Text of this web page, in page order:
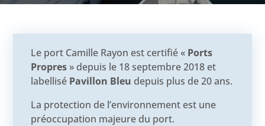
Le port Camille Rayon est certifié « Ports
Propres » depuis le 18 septembre 2018 et
labellisé Pavillon Bleu depuis plus de 20 ans.
La protection de l’environnement est une
préoccupation majeure du port.